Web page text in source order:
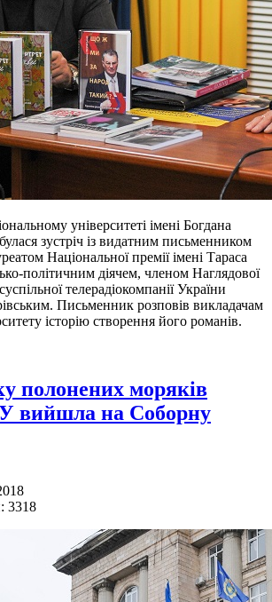
університеті імені Богдана
зустріч із видатним письменником
Національної премії імені Тараса
політичним діячем, членом Наглядової
телерадіокомпанії України
Письменник розповів викладачам
історію створення його романів.
полонених моряків
вийшла на Соборну
3318